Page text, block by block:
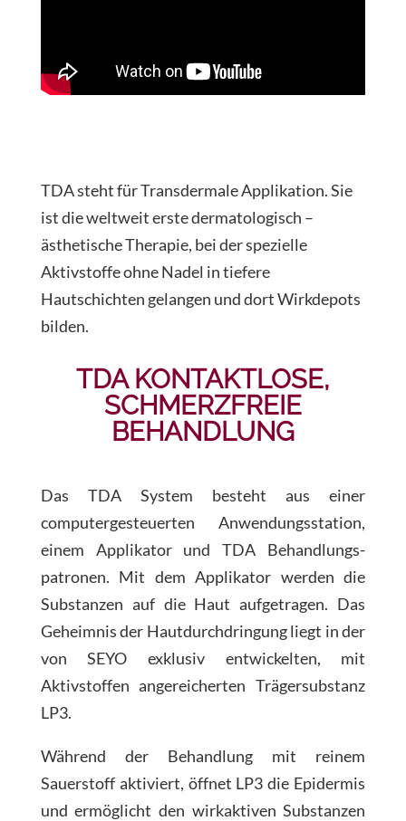
TDA steht für Transdermale Applikation. Sie
ist die weltweit erste dermatologisch –
ästhetische Therapie, bei der spezielle
Aktivstoffe ohne Nadel in tiefere
Hautschichten gelangen und dort Wirkdepots
bilden.
TDA KONTAKTLOSE,
SCHMERZFREIE
BEHANDLUNG
Das TDA System besteht aus einer
computergesteuerten Anwendungsstation,
einem Applikator und TDA Behandlungs-
patronen. Mit dem Applikator werden die
Substanzen auf die Haut aufgetragen. Das
Geheimnis der Hautdurchdringung liegt in der
von SEYO exklusiv entwickelten, mit
Aktivstoffen angereicherten Trägersubstanz
LP3.
Während der Behandlung mit reinem
Sauerstoff aktiviert, öffnet LP3 die Epidermis
und ermöglicht den wirkaktiven Substanzen